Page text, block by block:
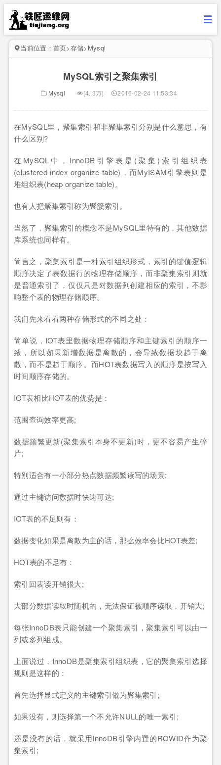
当前位置： 首页>存储> Mysql
MySQL索引之聚集索引
Mysql (4..3万) 2016-02-24 11:53:34
在MySQL里，聚集索引和非聚集索引分别是什么意思，有
什么区别?
在MySQL中，InnoDB引擎表是(聚集)索引组织表
(clustered index organize table)，而MyISAM引擎表则是
堆组织表(heap organize table)。
也有人把聚集索引称为聚簇索引。
当然了，聚集索引的概念不是MySQL里特有的，其他数据
库系统也同样有。
简言之，聚集索引是一种索引组织形式，索引的键值逻辑
顺序决定了表数据行的物理存储顺序，而非聚集索引则就
是普通索引了，仅仅只是对数据列创建相应的索引，不影
响整个表的物理存储顺序。
我们先来看看两种存储形式的不同之处：
简单说，IOT表里数据物理存储顺序和主键索引的顺序一
致，所以如果新增数据是离散的，会导致数据块趋于离
散，而不是趋于顺序。而HOT表数据写入的顺序是按写入
时间顺序存储的。
IOT表相比HOT表的优势是：
范围查询效率更高;
数据频繁更新(聚集索引本身不更新)时，更不容易产生碎
片;
特别适合有一小部分热点数据频繁读写的场景;
通过主键访问数据时快速可达;
IOT表的不足则有：
数据变化如果是离散为主的话，那么效率会比HOT表差;
HOT表的不足有：
索引回表读开销很大;
大部分数据读取时随机的，无法保证被顺序读取，开销大;
每张InnoDB表只能创建一个聚集索引，聚集索引可以由一
列或多列组成。
上面说过，InnoDB是聚集索引组织表，它的聚集索引选择
规则是这样的：
首先选择显式定义的主键索引做为聚集索引;
如果没有，则选择第一个不允许NULL的唯一索引;
还是没有的话，就采用InnoDB引擎内置的ROWID作为聚
集索引;